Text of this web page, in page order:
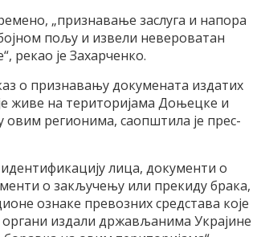
„признавање заслуга и напора
пољу и извели невероватан
рекао је Захарченко.
о признавању докумената издатих
живе на територијама Доњецке и
овим регионима, саопштила је прес-
лица, документи о
о закључењу или прекиду брака,
ознаке превозних средстава које
органи издали држављанима Украјине